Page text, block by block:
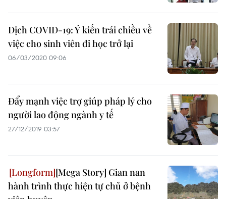
Dịch COVID-19: Ý kiến trái chiều về
việc cho sinh viên đi học trở lại
06/03/2020 09:06
Đẩy mạnh việc trợ giúp pháp lý cho
người lao động ngành y tế
27/12/2019 03:57
[Mega Story] Gian nan
hành trình thực hiện tự chủ ở bệnh